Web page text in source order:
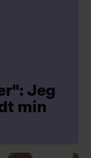
Jeg
min